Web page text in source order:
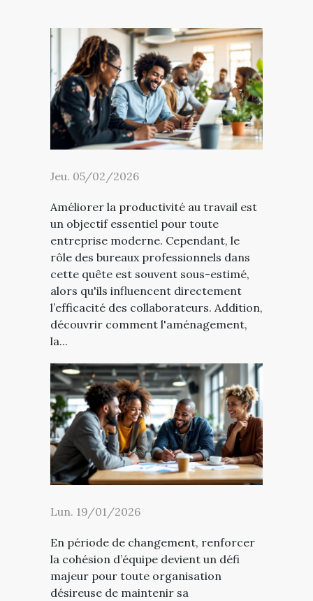
Jeu. 05/02/2026
Améliorer la productivité au travail est
un objectif essentiel pour toute
entreprise moderne. Cependant, le
rôle des bureaux professionnels dans
cette quête est souvent sous-estimé,
alors qu'ils influencent directement
l’efficacité des collaborateurs. Addition,
découvrir comment l'aménagement,
la...
Lun. 19/01/2026
En période de changement, renforcer
la cohésion d’équipe devient un défi
majeur pour toute organisation
désireuse de maintenir sa